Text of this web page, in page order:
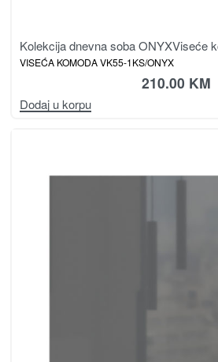
Kolekcija dnevna soba ONYXViseće
VISEĆA KOMODA VK55-1KS/ONYX
210.00 KM
Dodaj u korpu